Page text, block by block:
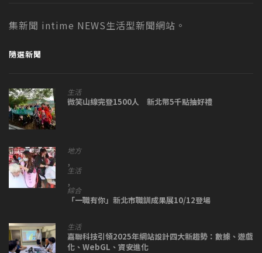
集新聞 intime NEWS生活型新聞網站。
隨選新聞
生活
微笑山線完登1500人 新北幣5千點抽好禮
地方
,
生活
,
綜合
「一職有你」新北市職訓成果展10/12登場
生活
嘉聯科技引領2025年網站設計四大新趨勢：數據、遊戲
化、WebGL、資安進化